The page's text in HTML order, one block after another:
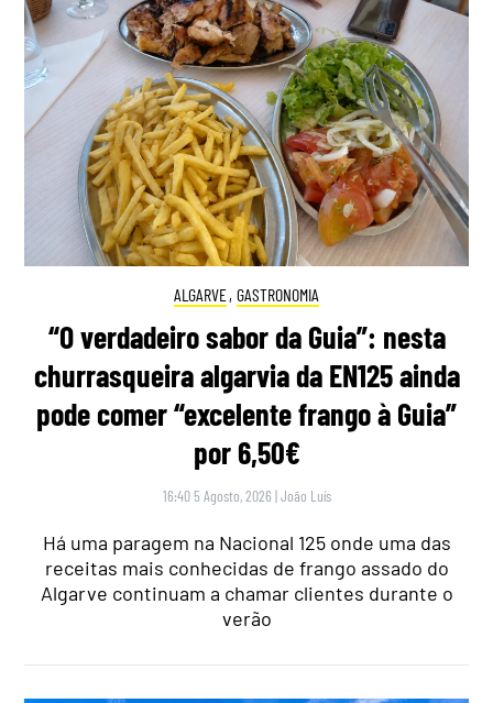
ALGARVE, GASTRONOMIA
“O verdadeiro sabor da Guia”: nesta
churrasqueira algarvia da EN125 ainda
pode comer “excelente frango à Guia”
por 6,50€
16:40 5 Agosto, 2026 |João Luís
Há uma paragem na Nacional 125 onde uma das
receitas mais conhecidas de frango assado do
Algarve continuam a chamar clientes durante o
verão